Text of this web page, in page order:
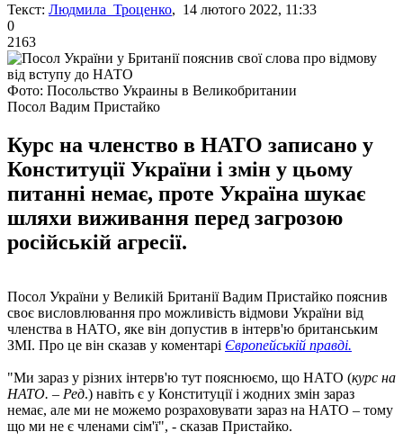
Текст: Людмила Троценко, 14 лютого 2022, 11:33
0
2163
Фото: Посольство Украины в Великобритании
Посол Вадим Пристайко
Курс на членство в НАТО записано у
Конституції України і змін у цьому
питанні немає, проте Україна шукає
шляхи виживання перед загрозою
російській агресії.
Посол України у Великій Британії Вадим Пристайко пояснив
своє висловлювання про можливість відмови України від
членства в НАТО, яке він допустив в інтерв'ю британським
ЗМІ. Про це він сказав у коментарі Європейській правді.
"Ми зараз у різних інтерв'ю тут пояснюємо, що НАТО (курс на
НАТО. – Ред.) навіть є у Конституції і жодних змін зараз
немає, але ми не можемо розраховувати зараз на НАТО – тому
що ми не є членами сім'ї", - сказав Пристайко.